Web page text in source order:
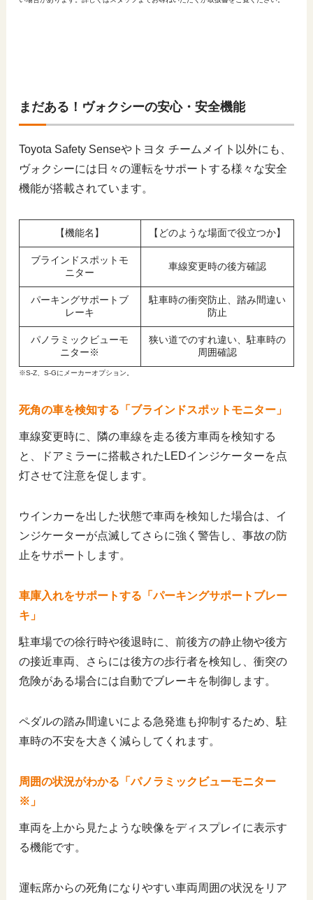
まだある！ヴォクシーの安心・安全機能
Toyota Safety Senseやトヨタ チームメイト以外にも、
ヴォクシーには日々の運転をサポートする様々な安全
機能が搭載されています。
【機能名】 【どのような場面で役立つか】
ブラインドスポットモ
ニター
車線変更時の後方確認
パーキングサポートブ
レーキ
駐車時の衝突防止、踏み間違い
防止
パノラミックビューモ
ニター※
狭い道でのすれ違い、駐車時の
周囲確認
※S-Z、S-Gにメーカーオプション。
死角の車を検知する「ブラインドスポットモニター」
車線変更時に、隣の車線を走る後方車両を検知する
と、ドアミラーに搭載されたLEDインジケーターを点
灯させて注意を促します。
ウインカーを出した状態で車両を検知した場合は、イ
ンジケーターが点滅してさらに強く警告し、事故の防
止をサポートします。
車庫入れをサポートする「パーキングサポートブレー
キ」
駐車場での徐行時や後退時に、前後方の静止物や後方
の接近車両、さらには後方の歩行者を検知し、衝突の
危険がある場合には自動でブレーキを制御します。
ペダルの踏み間違いによる急発進も抑制するため、駐
車時の不安を大きく減らしてくれます。
周囲の状況がわかる「パノラミックビューモニター
※」
車両を上から見たような映像をディスプレイに表示す
る機能です。
運転席からの死角になりやすい車両周囲の状況をリア